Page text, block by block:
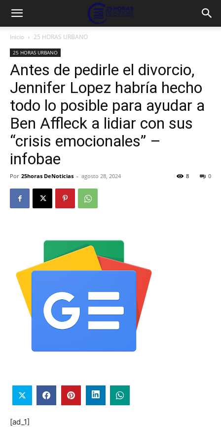
Inicio 25 HORAS URBANO
25 HORAS URBANO
Antes de pedirle el divorcio,
Jennifer Lopez habría hecho
todo lo posible para ayudar a
Ben Affleck a lidiar con sus
“crisis emocionales” –
infobae
Por 25horas DeNoticias - agosto 28, 2024 0
8
[ad_1]